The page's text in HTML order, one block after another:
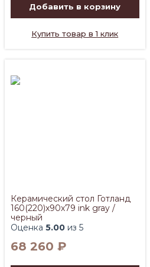
150
300 ₽.
210 ₽.
Добавить в корзину
Купить товар в 1 клик
Керамический стол Готланд
160(220)х90х79 ink gray /
черный
Оценка 5.00 из 5
68 260 ₽